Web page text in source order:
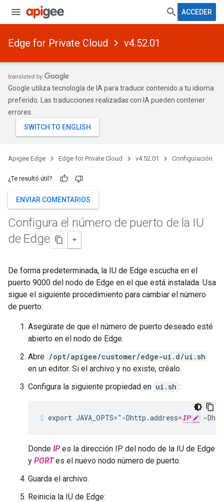
ACCEDER
Edge for Private Cloud v4.52.01
Google utiliza tecnología de IA para traducir contenido a tu idioma
preferido. Las traducciones realizadas con IA pueden contener
errores.
Apigee Edge Edge for Private Cloud v4.52.01 Configuración
¿Te resultó útil?
ENVIAR COMENTARIOS
Configura el número de puerto de la IU
de Edge
De forma predeterminada, la IU de Edge escucha en el
puerto 9000 del nodo de Edge en el que está instalada. Usa
sigue el siguiente procedimiento para cambiar el número
de puerto:
Asegúrate de que el número de puerto deseado esté
abierto en el nodo de Edge.
Abre /opt/apigee/customer/edge-ui.d/ui.sh
en un editor. Si el archivo y no existe, créalo.
Configura la siguiente propiedad en ui.sh :
export JAVA_OPTS="-Dhttp.address=IP -
Donde IP es la dirección IP del nodo de la IU de Edge
y PORTes el nuevo nodo número de puerto.
Guarda el archivo.
Reinicia la IU de Edge: